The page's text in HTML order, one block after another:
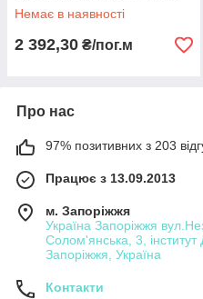
Немає в наявності
2 392,30 ₴/пог.м
Про нас
97% позитивних з 203
Працює з 13.09.2013
м. Запоріжжя
Україна Запоріжжя
Солом'янська, 3,
Запоріжжя, Україна
Контакти